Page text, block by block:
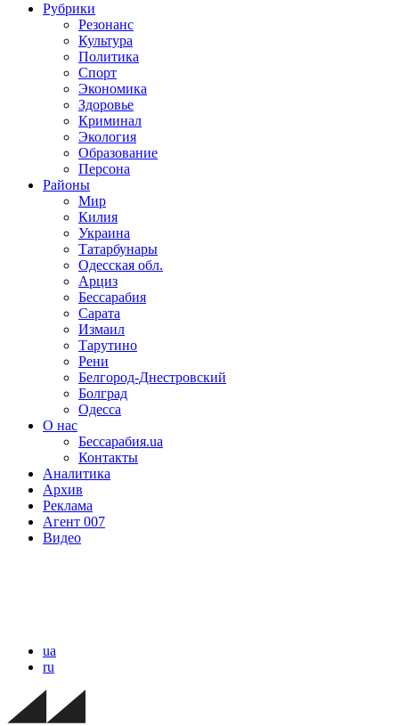
Рубрики
Резонанс
Культура
Политика
Спорт
Экономика
Здоровье
Криминал
Экология
Образование
Персона
Районы
Мир
Килия
Украина
Татарбунары
Одесская обл.
Арциз
Бессарабия
Сарата
Измаил
Тарутино
Рени
Белгород-Днестровский
Болград
Одесса
О нас
Бессарабия.ua
Контакты
Аналитика
Архив
Реклама
Агент 007
Видео
ua
ru